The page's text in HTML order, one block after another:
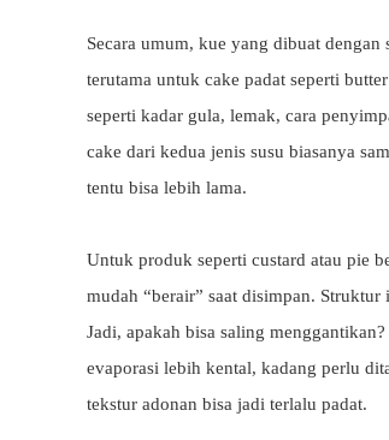
Secara umum, kue yang dibuat
terutama untuk cake padat seperti
seperti kadar gula, lemak, cara
cake dari kedua jenis susu biasanya
tentu bisa lebih lama.
Untuk produk seperti custard atau pie
mudah “berair” saat disimpan. Struktur
Jadi, apakah bisa saling
evaporasi lebih kental, kadang perlu
tekstur adonan bisa jadi terlalu padat.